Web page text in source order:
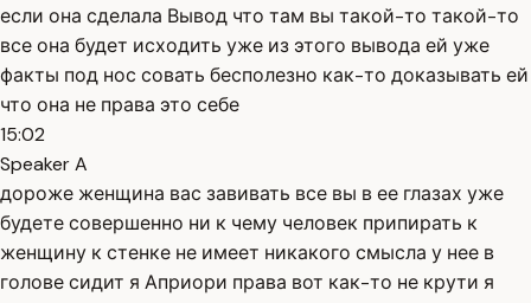
если она сделала Вывод что там вы такой-то такой-то
все она будет исходить уже из этого вывода ей уже
факты под нос совать бесполезно как-то доказывать ей
что она не права это себе
15:02
Speaker A
дороже женщина вас завивать все вы в ее глазах уже
будете совершенно ни к чему человек припирать к
женщину к стенке не имеет никакого смысла у нее в
голове сидит я Априори права вот как-то не крути я